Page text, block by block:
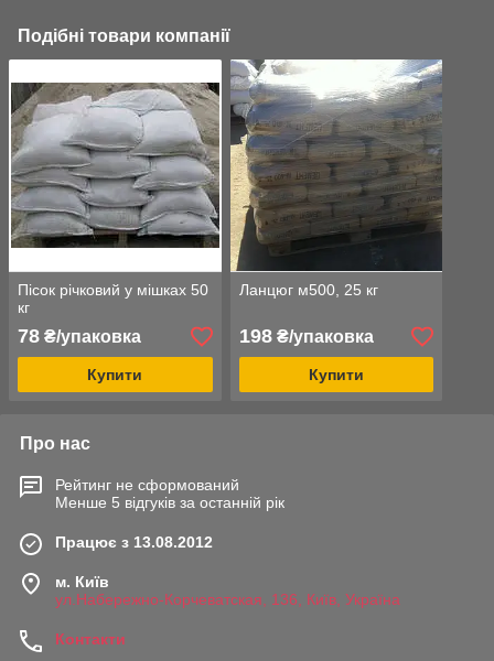
Подібні товари компанії
Пісок річковий у мішках 50
кг
78 ₴/упаковка
Купити
Ланцюг м500, 25 кг
198₴/упаковка
Купити
Про нас
Рейтинг не сформований
Менше 5 відгуків за останній рік
Працює з 13.08.2012
м. Київ
ул.Набережно-Корчеватская, 136, Київ, Україна
Контакти